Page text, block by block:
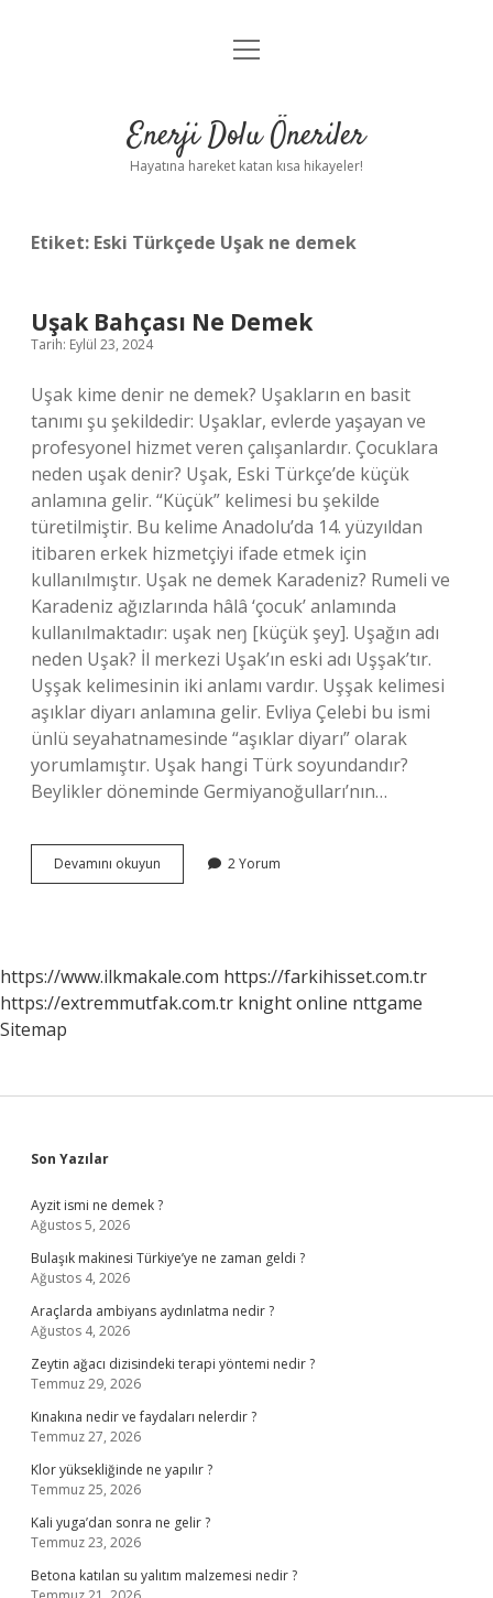
Anasayfa
Yasal Uyarı
menüyü
Enerji Dolu Öneriler
Hayatına hareket katan kısa hikayeler!
Etiket: Eski Türkçede Uşak ne demek
Uşak Bahçası Ne Demek
Tarih: Eylül 23, 2024
Uşak kime denir ne demek? Uşakların en basit
tanımı şu şekildedir: Uşaklar, evlerde yaşayan ve
profesyonel hizmet veren çalışanlardır. Çocuklara
neden uşak denir? Uşak, Eski Türkçe’de küçük
anlamına gelir. “Küçük” kelimesi bu şekilde
türetilmiştir. Bu kelime Anadolu’da 14. yüzyıldan
itibaren erkek hizmetçiyi ifade etmek için
kullanılmıştır. Uşak ne demek Karadeniz? Rumeli ve
Karadeniz ağızlarında hâlâ ‘çocuk’ anlamında
kullanılmaktadır: uşak neŋ [küçük şey]. Uşağın adı
neden Uşak? İl merkezi Uşak’ın eski adı Uşşak’tır.
Uşşak kelimesinin iki anlamı vardır. Uşşak kelimesi
aşıklar diyarı anlamına gelir. Evliya Çelebi bu ismi
ünlü seyahatnamesinde “aşıklar diyarı” olarak
yorumlamıştır. Uşak hangi Türk soyundandır?
Beylikler döneminde Germiyanoğulları’nın…
Devamını okuyun
Bahçası
2 Yorum
https://www.ilkmakale.com https://farkihisset.com.tr
https://extremmutfak.com.tr knight online nttgame
Sitemap
Sidebar
Son Yazılar
Ayzit ismi ne demek ?
Ağustos 5, 2026
Bulaşık makinesi Türkiye’ye ne zaman geldi ?
Ağustos 4, 2026
Araçlarda ambiyans aydınlatma nedir ?
Ağustos 4, 2026
Zeytin ağacı dizisindeki terapi yöntemi nedir ?
Temmuz 29, 2026
Kınakına nedir ve faydaları nelerdir ?
Temmuz 27, 2026
Klor yüksekliğinde ne yapılır ?
Temmuz 25, 2026
Kali yuga’dan sonra ne gelir ?
Temmuz 23, 2026
Betona katılan su yalıtım malzemesi nedir ?